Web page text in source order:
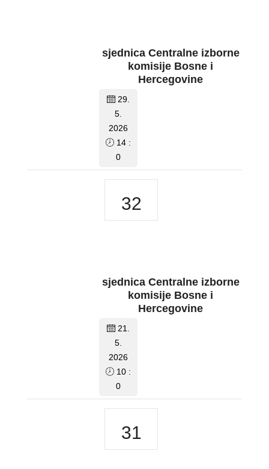
sjednica Centralne izborne
komisije Bosne i
Hercegovine
29.
5.
2026
14 :
0
32
sjednica Centralne izborne
komisije Bosne i
Hercegovine
21.
5.
2026
10 :
0
31